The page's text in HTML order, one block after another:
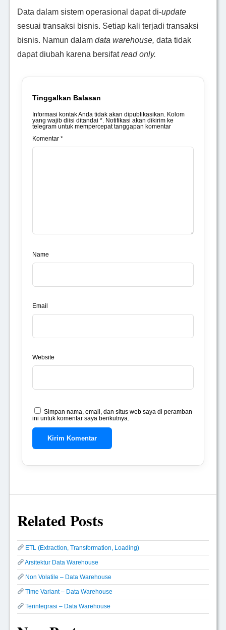
Data dalam sistem operasional dapat di-update
sesuai transaksi bisnis. Setiap kali terjadi transaksi
bisnis. Namun dalam data warehouse, data tidak
dapat diubah karena bersifatread only.
Tinggalkan Balasan
Informasi kontak Anda tidak akan dipublikasikan. Kolom
yang wajib diisi ditandai *. Notifikasi akan dikirim ke
telegram untuk mempercepat tanggapan komentar
Komentar *
Name
Email
Website
Simpan nama, email, dan situs web saya di peramban
ini untuk komentar saya berikutnya.
Related Posts
ETL (Extraction, Transformation, Loading)
Arsitektur Data Warehouse
Non Volatile – Data Warehouse
Time Variant – Data Warehouse
Terintegrasi – Data Warehouse